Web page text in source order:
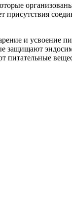
присутствия
и усвоение
защищают
питательные